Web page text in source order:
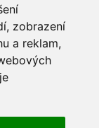
zobrazení
a reklam,